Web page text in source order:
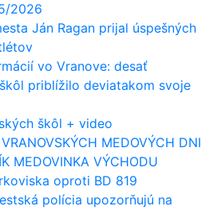
2026
Ján Ragan prijal úspešných
vo Vranove: desať
priblížilo deviatakom svoje
škôl + video
MEDOVÝCH DNI
MEDOVINKA VÝCHODU
oproti BD 819
polícia upozorňujú na